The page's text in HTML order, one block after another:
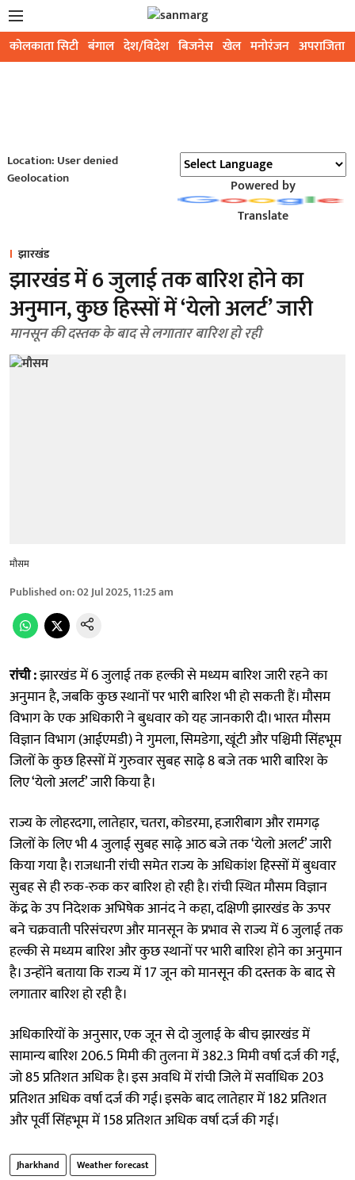
कोलकाता सिटी बंगाल देश/विदेश बिजनेस खेल मनोरंजन अपराजिता
Location: User denied
Geolocation
Powered by
Translate
झारखंड
झारखंड में 6 जुलाई तक बारिश होने का
अनुमान, कुछ हिस्सों में ‘येलो अलर्ट’ जारी
मानसून की दस्तक के बाद से लगातार बारिश हो रही
मौसम
Published on:02 Jul 2025, 11:25 am
रांची :झारखंड में 6 जुलाई तक हल्की से मध्यम बारिश जारी रहने का
अनुमान है, जबकि कुछ स्थानों पर भारी बारिश भी हो सकती हैं। मौसम
विभाग के एक अधिकारी ने बुधवार को यह जानकारी दी। भारत मौसम
विज्ञान विभाग (आईएमडी) ने गुमला, सिमडेगा, खूंटी और पश्चिमी सिंहभूम
जिलों के कुछ हिस्सों में गुरुवार सुबह साढ़े 8 बजे तक भारी बारिश के
लिए ‘येलो अलर्ट’ जारी किया है।
राज्य के लोहरदगा, लातेहार, चतरा, कोडरमा, हजारीबाग और रामगढ़
जिलों के लिए भी 4 जुलाई सुबह साढ़े आठ बजे तक ‘येलो अलर्ट’ जारी
किया गया है। राजधानी रांची समेत राज्य के अधिकांश हिस्सों में बुधवार
सुबह से ही रुक-रुक कर बारिश हो रही है। रांची स्थित मौसम विज्ञान
केंद्र के उप निदेशक अभिषेक आनंद ने कहा, दक्षिणी झारखंड के ऊपर
बने चक्रवाती परिसंचरण और मानसून के प्रभाव से राज्य में 6 जुलाई तक
हल्की से मध्यम बारिश और कुछ स्थानों पर भारी बारिश होने का अनुमान
है। उन्होंने बताया कि राज्य में 17 जून को मानसून की दस्तक के बाद से
लगातार बारिश हो रही है।
अधिकारियों के अनुसार, एक जून से दो जुलाई के बीच झारखंड में
सामान्य बारिश 206.5 मिमी की तुलना में 382.3 मिमी वर्षा दर्ज की गई,
जो 85 प्रतिशत अधिक है। इस अवधि में रांची जिले में सर्वाधिक 203
प्रतिशत अधिक वर्षा दर्ज की गई। इसके बाद लातेहार में 182 प्रतिशत
और पूर्वी सिंहभूम में 158 प्रतिशत अधिक वर्षा दर्ज की गई।
Jharkhand Weather forecast